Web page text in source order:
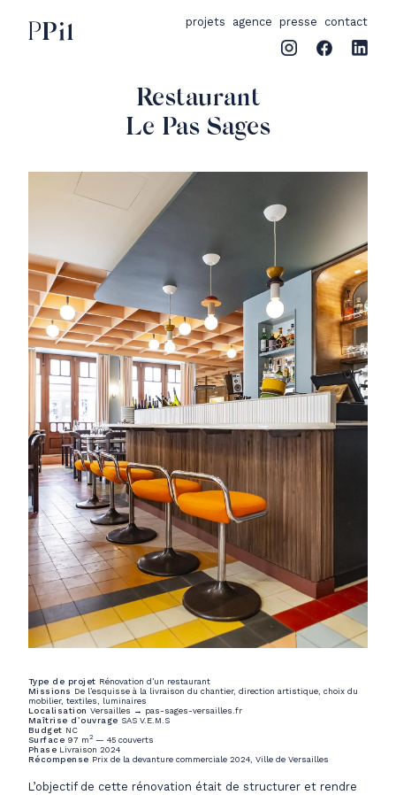
PPil projets agence presse contact
Restaurant
Le Pas Sages
Type de projet Rénovation d’un restaurant
Missions De l’esquisse à la livraison du chantier, direction artistique, choix du
mobilier, textiles, luminaires
Localisation Versailles → pas-sages-versailles.fr
Maîtrise d’ouvrage SAS V.E.M.S
Budget NC
Surface 97 m2 — 45 couverts
Phase Livraison 2024
Récompense Prix de la devanture commerciale 2024, Ville de Versailles
L’objectif de cette rénovation était de structurer et rendre